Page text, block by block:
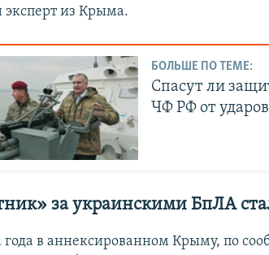
из Крыма.
БОЛЬШЕ ПО ТЕМЕ:
Спасут ли
ЧФ РФ от
за украинскими БпЛА
года в аннексированном Крыму, по